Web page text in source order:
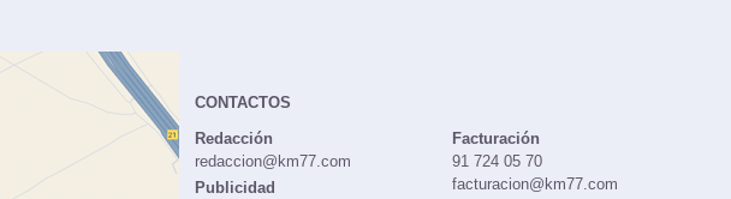
CONTACTOS
Redacción
redaccion@km77.com
Publicidad
Facturación
91 724 05 70
facturacion@km77.com